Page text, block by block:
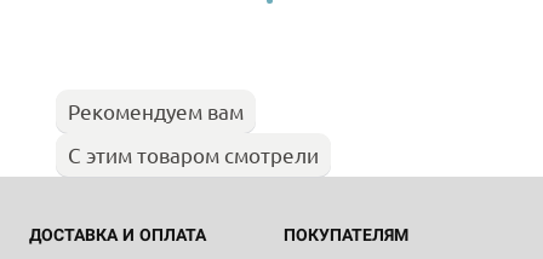
Рекомендуем вам
С этим товаром смотрели
ДОСТАВКА И ОПЛАТА ПОКУПАТЕЛЯМ